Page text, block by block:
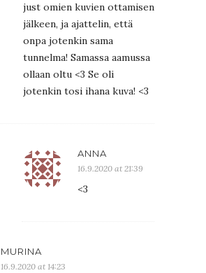
just omien kuvien ottamisen
jälkeen, ja ajattelin, että
onpa jotenkin sama
tunnelma! Samassa aamussa
ollaan oltu <3 Se oli
jotenkin tosi ihana kuva! <3
ANNA
16.9.2020 at 21:39
<3
MURINA
16.9.2020 at 14:23